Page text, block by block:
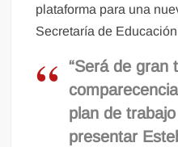
plataforma para una
Secretaría de
“Será de gran
plan de
presentar